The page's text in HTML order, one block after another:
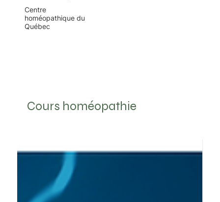
Centre
homéopathique du
Québec
Cours homéopathie